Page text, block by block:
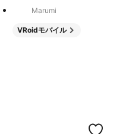
Marumi
VRoidモバイル